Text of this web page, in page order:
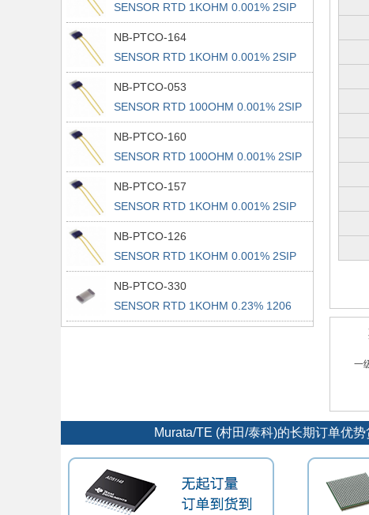
SENSOR RTD 1KOHM 0.001% 2SIP
NB-PTCO-164
SENSOR RTD 1KOHM 0.001% 2SIP
NB-PTCO-053
SENSOR RTD 100OHM 0.001% 2SIP
NB-PTCO-160
SENSOR RTD 100OHM 0.001% 2SIP
NB-PTCO-157
SENSOR RTD 1KOHM 0.001% 2SIP
NB-PTCO-126
SENSOR RTD 1KOHM 0.001% 2SIP
NB-PTCO-330
SENSOR RTD 1KOHM 0.23% 1206
一
Murata/TE (村田/泰科)的长期订单优